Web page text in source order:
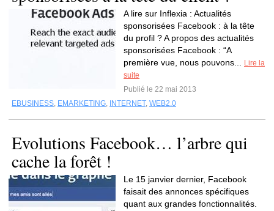
A lire sur Inflexia : Actualités
sponsorisées Facebook : à la tête
du profil ? A propos des actualités
sponsorisées Facebook : “A
première vue, nous pouvons...
Lire la
suite
Publié le 22 mai 2013
EBUSINESS, EMARKETING, INTERNET, WEB2.0
Evolutions Facebook… l’arbre qui
cache la forêt !
Le 15 janvier dernier, Facebook
faisait des annonces spécifiques
quant aux grandes fonctionnalités.